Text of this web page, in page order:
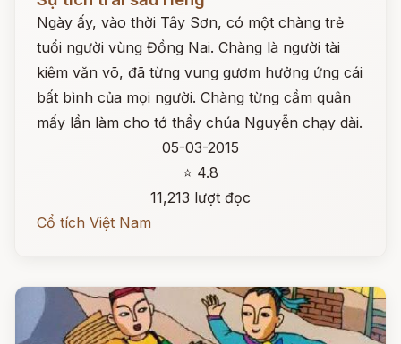
Ngày ấy, vào thời Tây Sơn, có một chàng trẻ
tuổi người vùng Đồng Nai. Chàng là người tài
kiêm văn võ, đã từng vung gươm hưởng ứng cái
bất bình của mọi người. Chàng từng cầm quân
mấy lần làm cho tớ thầy chúa Nguyễn chạy dài.
05-03-2015
⭐ 4.8
11,213 lượt đọc
Cổ tích Việt Nam